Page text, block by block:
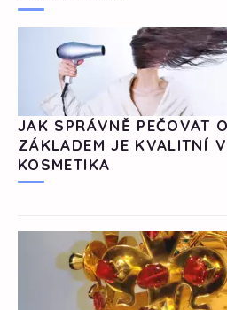
JAK SPRÁVNĚ PEČOVAT
ZÁKLADEM JE KVALITNÍ
KOSMETIKA